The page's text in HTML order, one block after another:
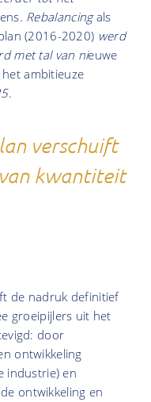
. Rebalancingals
(2016-2020) werd
met tal van nieuwe
ambitieuze
.
verschuift
kwantiteit
de nadruk definitief
groeipijlers uit het
door
ontwikkeling
industrie) en
ontwikkeling en